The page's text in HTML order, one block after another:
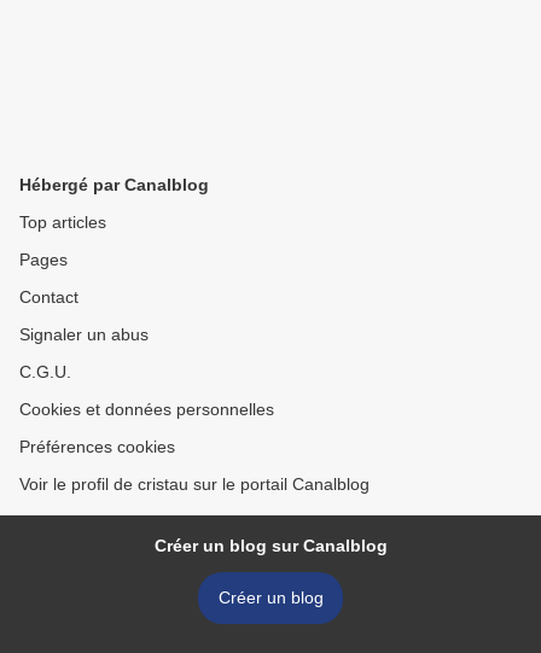
Hébergé par Canalblog
Top articles
Pages
Contact
Signaler un abus
C.G.U.
Cookies et données personnelles
Préférences cookies
Voir le profil de cristau sur le portail Canalblog
Créer un blog sur Canalblog
Créer un blog